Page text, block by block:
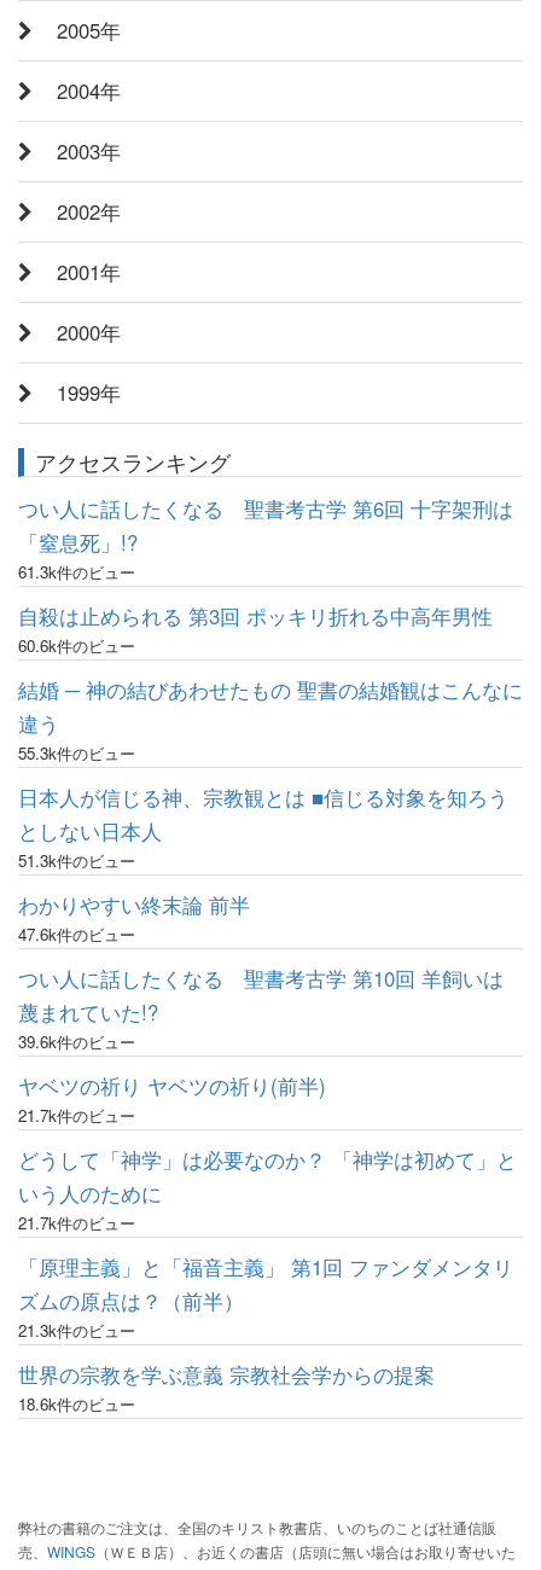
2005年
2004年
2003年
2002年
2001年
2000年
1999年
アクセスランキング
つい人に話したくなる 聖書考古学 第6回 十字架刑は
「窒息死」!?
61.3k件のビュー
自殺は止められる 第3回 ポッキリ折れる中高年男性
60.6k件のビュー
結婚 ─ 神の結びあわせたもの 聖書の結婚観はこんなに
違う
55.3k件のビュー
日本人が信じる神、宗教観とは ■信じる対象を知ろう
としない日本人
51.3k件のビュー
わかりやすい終末論 前半
47.6k件のビュー
つい人に話したくなる 聖書考古学 第10回 羊飼いは
蔑まれていた!?
39.6k件のビュー
ヤベツの祈り ヤベツの祈り(前半)
21.7k件のビュー
どうして「神学」は必要なのか？ 「神学は初めて」と
いう人のために
21.7k件のビュー
「原理主義」と「福音主義」 第1回 ファンダメンタリ
ズムの原点は？（前半）
21.3k件のビュー
世界の宗教を学ぶ意義 宗教社会学からの提案
18.6k件のビュー
弊社の書籍のご注文は、全国のキリスト教書店、いのちのことば社通信販
売、 WINGS （ＷＥＢ店）、お近くの書店（店頭に無い場合はお取り寄せいた